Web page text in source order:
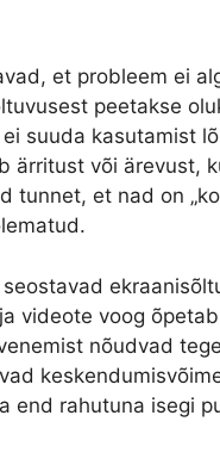
et probleem ei
peetakse
suuda kasutamist
ärritust või ärevust,
tunnet, et nad on
videote voog
nõudvad
end rahutuna isegi